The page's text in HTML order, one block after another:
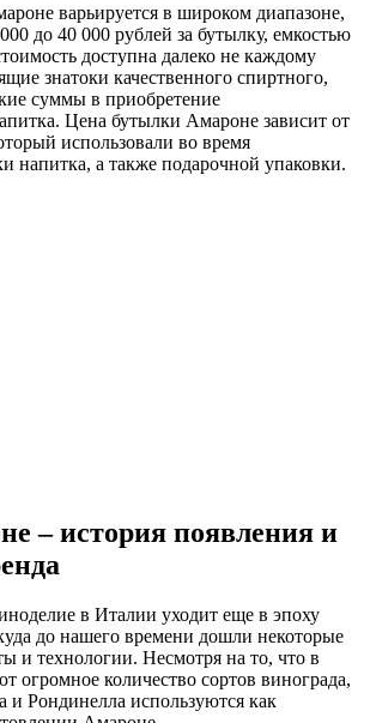
варьируется в широком диапазоне,
до 40 000 рублей за бутылку, емкостью
доступна далеко не каждому
знатоки качественного спиртного,
суммы в приобретение
Цена бутылки Амароне зависит от
использовали во время
напитка, а также подарочной упаковки.
– история появления и
в Италии уходит еще в эпоху
до нашего времени дошли некоторые
и технологии. Несмотря на то, что в
огромное количество сортов винограда,
Рондинелла используются как